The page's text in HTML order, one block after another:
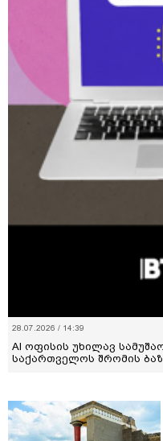
28.07.2026 / 14:39
AI ოფისის უხილავ
საქართველოს შრომის